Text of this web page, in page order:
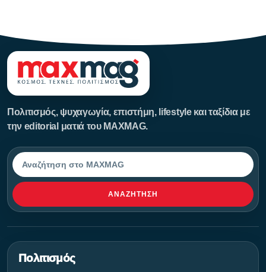
Πολιτισμός, ψυχαγωγία, επιστήμη, lifestyle και ταξίδια με
την editorial ματιά του MAXMAG.
Αναζήτηση
ΑΝΑΖΉΤΗΣΗ
Πολιτισμός